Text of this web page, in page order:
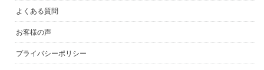
よくある質問
お客様の声
プライバシーポリシー